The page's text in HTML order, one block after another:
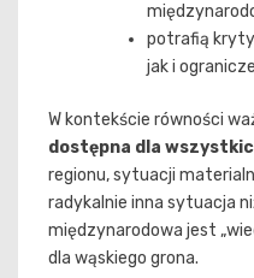
potrafią
jak i
W kontekście równości
dostępna dla
regionu, sytuacji
radykalnie inna sytuacja
międzynarodowa jest
dla wąskiego grona.